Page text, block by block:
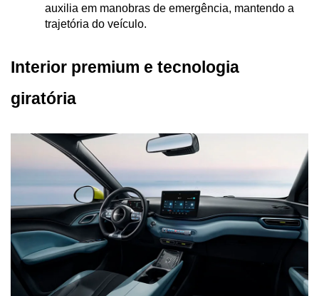
auxilia em manobras de emergência, mantendo a
trajetória do veículo.
Interior premium e tecnologia
giratória